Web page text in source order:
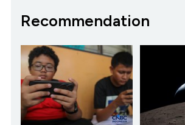
Recommendation